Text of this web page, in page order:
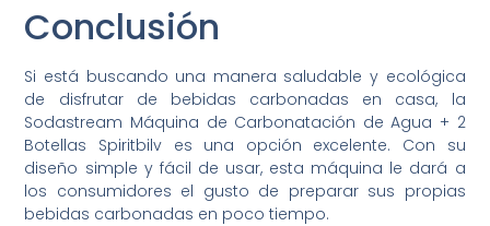
Conclusión
Si está buscando una manera saludable y ecológica
de disfrutar de bebidas carbonadas en casa, la
Sodastream Máquina de Carbonatación de Agua + 2
Botellas Spiritbilv es una opción excelente. Con su
diseño simple y fácil de usar, esta máquina le dará a
los consumidores el gusto de preparar sus propias
bebidas carbonadas en poco tiempo.